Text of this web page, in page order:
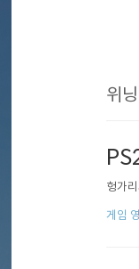
위
헝가
게임